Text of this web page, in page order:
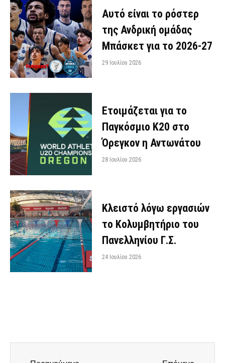
Αυτό είναι το ρόστερ
της Ανδρική ομάδας
Μπάσκετ για το 2026-27
29 Ιουλίου 2026
Ετοιμάζεται για το
Παγκόσμιο Κ20 στο
Όρεγκον η Αντωνάτου
28 Ιουλίου 2026
Κλειστό λόγω εργασιών
το Κολυμβητήριο του
Πανελληνίου Γ.Σ.
24 Ιουλίου 2026